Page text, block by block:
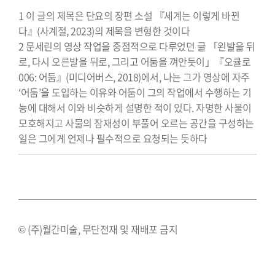
1 이 글의 제목은 단요의 장편 소설 『세계는 이렇게 바뀐
다』(사계절, 2023)의 제목을 변형한 것이다
2 문세린의 영상 작업을 중점적으로 다루었던 글 「왼발을 뒤
로, 다시 오른발을 뒤로, 그리고 어둠을 껴안듯이」『오큘로
006: 어둠』(미디어버스, 2018)에서, 나는 그가 영상에 자주
‘어둠’을 도입하는 이유와 어둠이 그의 작업에서 수행하는 기
능에 대해서 이와 비슷하게 설명한 적이 있다. 자명한 사물이
모호해지고 사물의 잠재성이 부풀어 오르는 공간을 구성하는
일은 그에게 언제나 필수적으로 요청되는 듯하다
© (주)월간미술, 무단전재 및 재배포 금지